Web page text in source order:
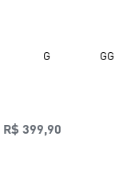
G GG
R$ 399,90